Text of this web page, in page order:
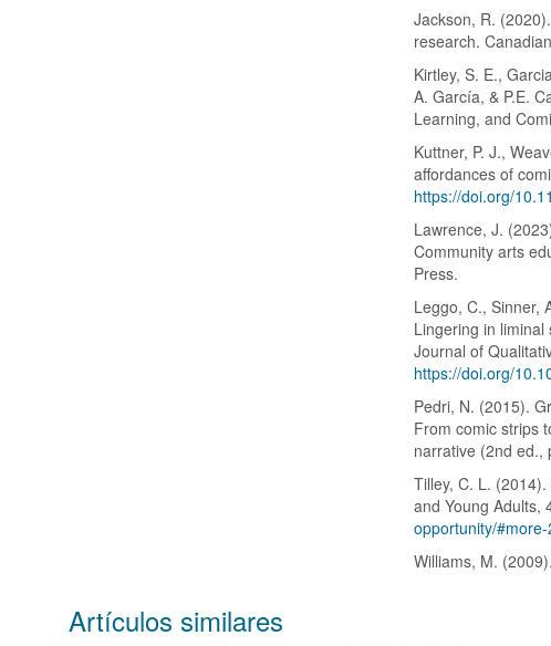
Jackson, R.
research.
Kirtley, S. E.,
A. García, & P.E.
Learning, and
Kuttner, P. J.,
affordances of
https://doi.org/
Lawrence, J.
Community arts
Press.
Leggo, C., Sinner,
Lingering in
Journal of
https://doi.org/
Pedri, N. (2015).
From comic strips
narrative (2nd ed.,
Tilley, C. L.
and Young Adults,
opportunity/#more-
Williams, M.
Artículos similares